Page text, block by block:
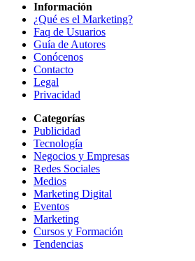
Información
¿Qué es el Marketing?
Faq de Usuarios
Guía de Autores
Conócenos
Contacto
Legal
Privacidad
Categorías
Publicidad
Tecnología
Negocios y Empresas
Redes Sociales
Medios
Marketing Digital
Eventos
Marketing
Cursos y Formación
Tendencias